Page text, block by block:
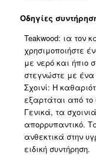
Οδηγίες
Teakwood: ια τον
χρησιμοποιήστε
με νερό και ήπιο
στεγνώστε με
Σχοινί: Η
εξαρτάται από το
Γενικά, τα
απορρυπαντικό.
ανθεκτικά στην
ειδική συντήρηση.